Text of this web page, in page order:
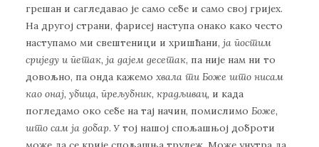
грешан и сагледавао је само себе и само свој гријех.
На другој страни, фарисеј наступа онако како често
наступамо ми свештеници и хришћани, ја постим
сриједу и петак, ја дајем десетак, па није нам ни то
довољно, па онда кажемо хвала ти Боже што нисам
као онај, убица, прељубник, крадљивац, и када
погледамо око себе на тај начин, помислимо Боже,
што сам ја добар. У тој нашој спољашњој доброти